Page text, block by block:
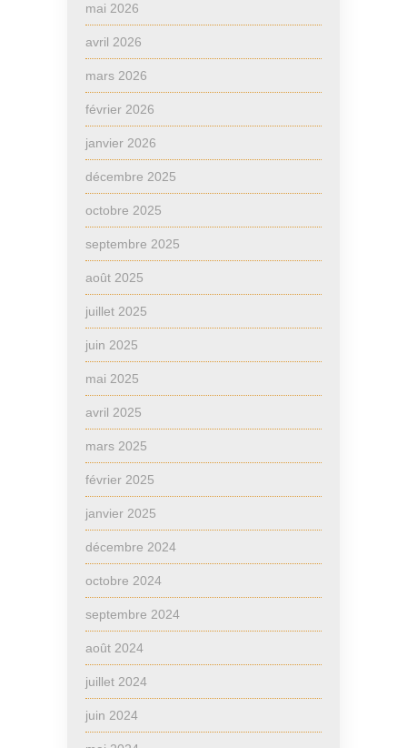
mai 2026
avril 2026
mars 2026
février 2026
janvier 2026
décembre 2025
octobre 2025
septembre 2025
août 2025
juillet 2025
juin 2025
mai 2025
avril 2025
mars 2025
février 2025
janvier 2025
décembre 2024
octobre 2024
septembre 2024
août 2024
juillet 2024
juin 2024